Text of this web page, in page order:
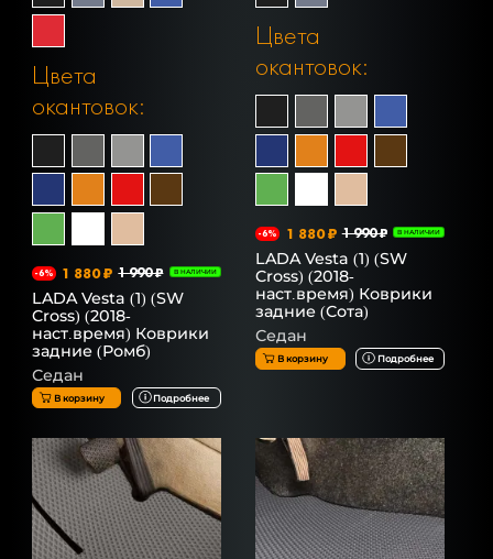
Цвета
окантовок:
-6% 1 880 ₽ 1 990 ₽ В НАЛИЧИИ
LADA Vesta (1) (SW
Cross) (2018-
наст.время) Коврики
задние (Ромб)
Седан
В корзину Подробнее
Цвета
окантовок:
-6% 1 880 ₽ 1 990 ₽ В НАЛИЧИИ
LADA Vesta (1) (SW
Cross) (2018-
наст.время) Коврики
задние (Сота)
Седан
В корзину Подробнее